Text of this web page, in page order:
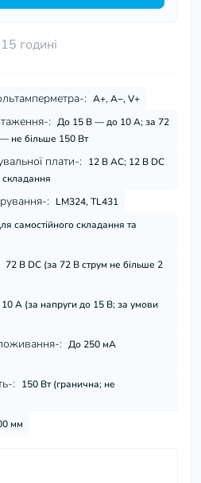
годині
: A+, A−, V+
: До 15 В — до 10 А; за 72
не більше 150 Вт
плати-:
12 В AC; 12 В DC
складання
: LM324, TL431
самостійного складання та
72 В DC (за 72 В струм не більше 2
10 А (за напруги до 15 В; за умови
: До 250 мА
:
150 Вт (гранична; не
мм